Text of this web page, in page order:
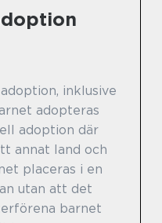
inklusive
adopteras
adoption där
annat land och
placeras i en
utan att det
barnet